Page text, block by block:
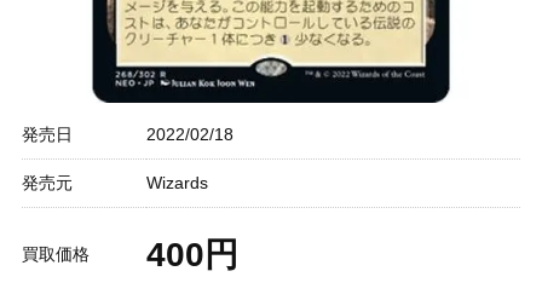
発売日 2022/02/18
発売元 Wizards
買取価格 400円